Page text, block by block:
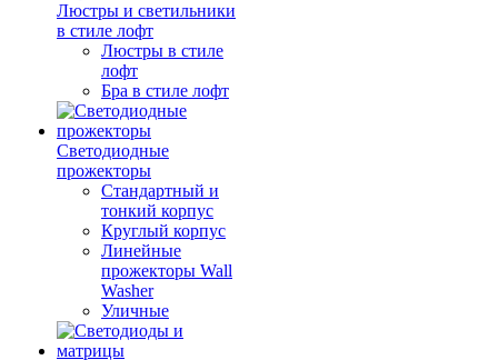
Люстры и светильники
в стиле лофт
Люстры в стиле
лофт
Бра в стиле лофт
Светодиодные
прожекторы
Стандартный и
тонкий корпус
Круглый корпус
Линейные
прожекторы Wall
Washer
Уличные